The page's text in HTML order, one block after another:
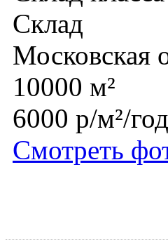
Склад
Московская
10000 м²
6000 р/м²/год
Смотреть